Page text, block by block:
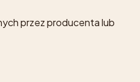
przez producenta lub